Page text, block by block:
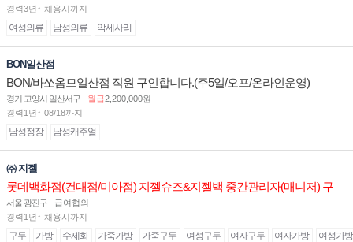
경력3년↑ 채용시까지
여성의류 남성의류 악세사리
BON일산점
BON/바쏘옴므일산점 직원 구인합니다.(주5일/오프/온라인운영)
경기 고양시 일산서구 월급2,200,000원
경력1년↑ 08/18까지
남성정장 남성캐주얼
㈜ 지젤
롯데백화점(건대점/미아점) 지젤슈즈&지젤백 중간관리자(매니저) 구
인합니다
서울 광진구
급여협의
경력1년↑ 채용시까지
구두 가방 수제화 가죽가방 가죽구두 여성구두 여자구두 여자가방 여성가방